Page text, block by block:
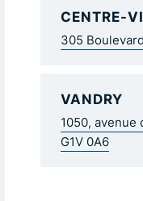
CENTRE-
305
VANDRY
1050, avenue
G1V 0A6